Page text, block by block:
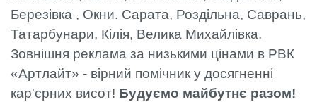
Березівка , Окни. Сарата, Роздільна, Саврань,
Татарбунари, Кілія, Велика Михайлівка.
Зовнішня реклама за низькими цінами в РВК
«Артлайт» - вірний помічник у досягненні
кар'єрних висот! Будуємо майбутнє разом!